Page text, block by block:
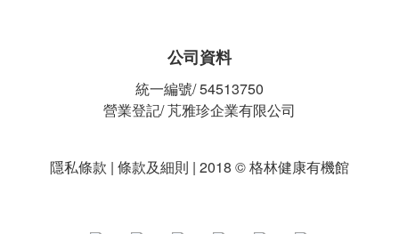
公司資料
統一編號/ 54513750
營業登記/ 芃雅珍企業有限公司
隱私條款 | 條款及細則 | 2018 © 格林健康有機館